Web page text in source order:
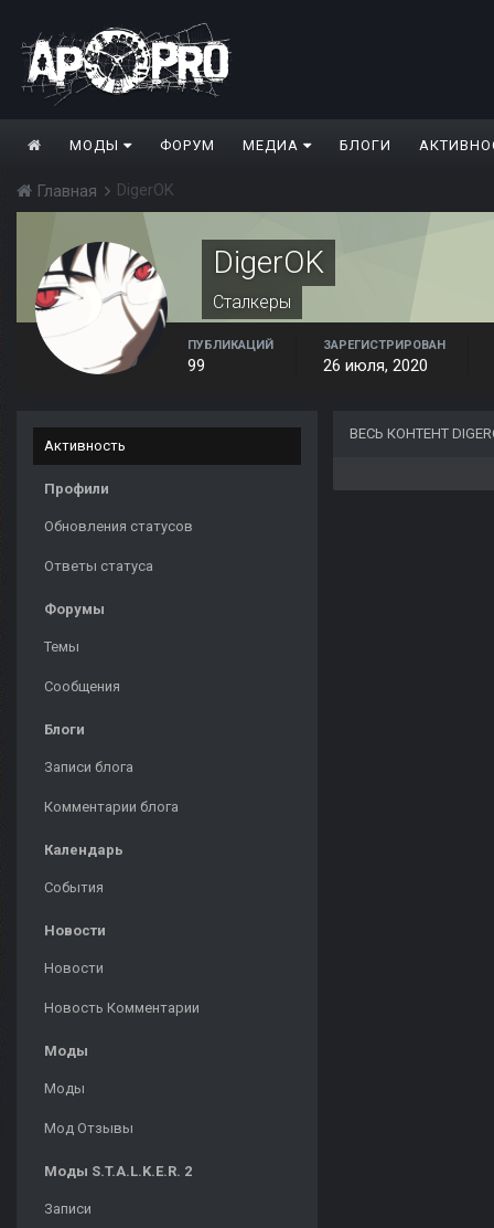
МОДЫ ФОРУМ МЕДИА БЛОГИ
Главная DigerOK
DigerOK
Сталкеры
ПУБЛИКАЦИЙ
99
ЗАРЕГИСТРИРОВАН
26 июля, 2020
Активность
Профили
Обновления статусов
Ответы статуса
Форумы
Темы
Сообщения
Блоги
Записи блога
Комментарии блога
Календарь
События
Новости
Новости
Новость Комментарии
Моды
Моды
Мод Отзывы
Моды S.T.A.L.K.E.R. 2
Записи
ВЕСЬ КОНТЕНТ